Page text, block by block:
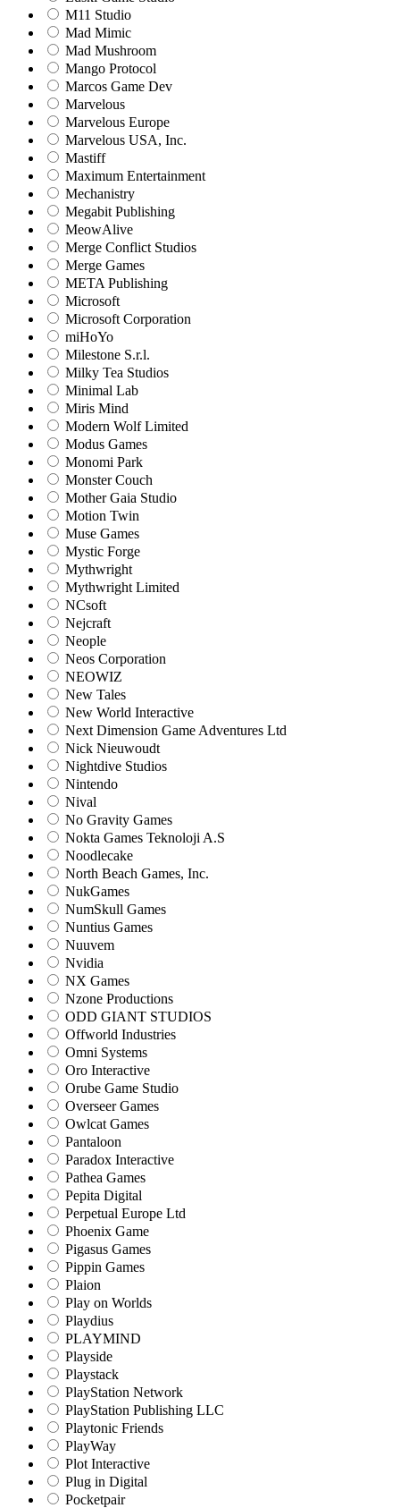
M11 Studio
Mad Mimic
Mad Mushroom
Mango Protocol
Marcos Game Dev
Marvelous
Marvelous Europe
Marvelous USA, Inc.
Mastiff
Maximum Entertainment
Mechanistry
Megabit Publishing
MeowAlive
Merge Conflict Studios
Merge Games
META Publishing
Microsoft
Microsoft Corporation‬
miHoYo
Milestone S.r.l.
Milky Tea Studios
Minimal Lab
Miris Mind
Modern Wolf Limited
Modus Games
Monomi Park
Monster Couch
Mother Gaia Studio
Motion Twin
Muse Games
Mystic Forge
Mythwright
Mythwright Limited
NCsoft
Nejcraft
Neople
Neos Corporation
NEOWIZ
New Tales
New World Interactive
Next Dimension Game Adventures Ltd
Nick Nieuwoudt
Nightdive Studios
Nintendo
Nival
No Gravity Games
Nokta Games Teknoloji A.S
Noodlecake
North Beach Games, Inc.
NukGames
NumSkull Games
Nuntius Games
Nuuvem
Nvidia
NX Games
Nzone Productions
ODD GIANT STUDIOS
Offworld Industries
Omni Systems
Oro Interactive
Orube Game Studio
Overseer Games
Owlcat Games
Pantaloon
Paradox Interactive
Pathea Games
Pepita Digital
Perpetual Europe Ltd
Phoenix Game
Pigasus Games
Pippin Games
Plaion
Play on Worlds
Playdius
PLAYMIND
Playside
Playstack
PlayStation Network
PlayStation Publishing LLC
Playtonic Friends
PlayWay
Plot Interactive
Plug in Digital
Pocketpair